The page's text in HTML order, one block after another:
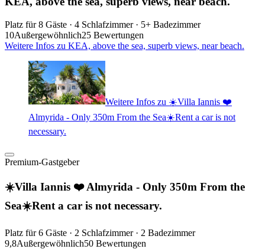
Platz für 8 Gäste · 4 Schlafzimmer · 5+ Badezimmer
10Außergewöhnlich25 Bewertungen
Weitere Infos zu KEA, above the sea, superb views, near beach.
Weitere Infos zu ☀️Villa Iannis ❤️
Almyrida - Only 350m From the Sea☀️Rent a car is not
necessary.
Premium-Gastgeber
☀️Villa Iannis ❤️ Almyrida - Only 350m From the
Sea☀️Rent a car is not necessary.
Platz für 6 Gäste · 2 Schlafzimmer · 2 Badezimmer
9,8Außergewöhnlich50 Bewertungen